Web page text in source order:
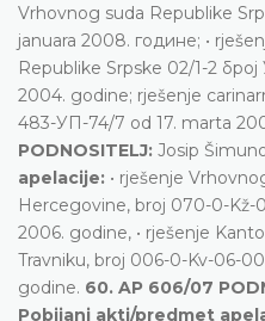
Vrhovnog suda Republike
јanuara 2008. године; •
Republike Srpske 02/1-2
2004. godine; rješenje
483-УП-74/7 оd 17. marta
PODNOSITELJ: Josip
apelacije: • rješenje
Hercegovine, broj 070-0-Kž-
2006. godine, • rješenje
Travniku, broj 006-0-Kv-06-
godine. 60. AP 606/07
Pobijani akti/predmet